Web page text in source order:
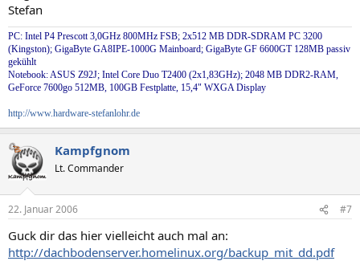
Stefan
PC: Intel P4 Prescott 3,0GHz 800MHz FSB; 2x512 MB DDR-SDRAM PC 3200
(Kingston); GigaByte GA8IPE-1000G Mainboard; GigaByte GF 6600GT 128MB passiv
gekühlt
Notebook: ASUS Z92J; Intel Core Duo T2400 (2x1,83GHz); 2048 MB DDR2-RAM,
GeForce 7600go 512MB, 100GB Festplatte, 15,4" WXGA Display
http://www.hardware-stefanlohr.de
Kampfgnom
Lt. Commander
22. Januar 2006 #7
Guck dir das hier vielleicht auch mal an:
http://dachbodenserver.homelinux.org/backup_mit_dd.pdf